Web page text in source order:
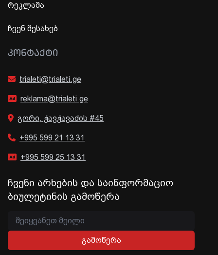
რეკლამა
ჩვენ შესახებ
ᲙᲝᲜᲢᲐᲥᲢᲘ
trialeti@trialeti.ge
reklama@trialeti.ge
გორი, ჭავჭავაძის #45
+995 599 21 13 31
+995 599 25 13 31
ჩვენი არხების და საინფორმაციო
ბიულეტინის გამოწერა
გამოწერა